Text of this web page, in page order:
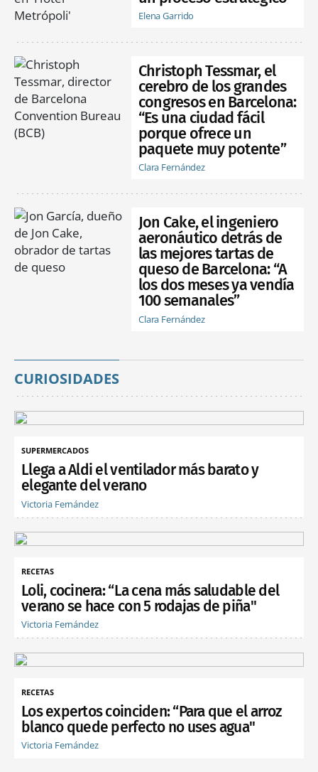
Elena Garrido
Christoph Tessmar, el
cerebro de los grandes
congresos en Barcelona:
“Es una ciudad fácil
porque ofrece un
paquete muy potente”
Clara Fernández
Jon Cake, el ingeniero
aeronáutico detrás de
las mejores tartas de
queso de Barcelona: “A
los dos meses ya vendía
100 semanales”
Clara Fernández
CURIOSIDADES
SUPERMERCADOS
Llega a Aldi el ventilador más barato y
elegante del verano
Victoria Fernández
RECETAS
Loli, cocinera: “La cena más saludable del
verano se hace con 5 rodajas de piña"
Victoria Fernández
RECETAS
Los expertos coinciden: “Para que el arroz
blanco quede perfecto no uses agua"
Victoria Fernández